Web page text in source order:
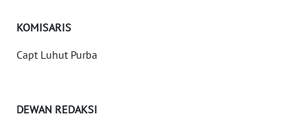
KOMISARIS
Capt Luhut Purba
DEWAN REDAKSI
PEDOMAN
MEDIA
REDAKSI